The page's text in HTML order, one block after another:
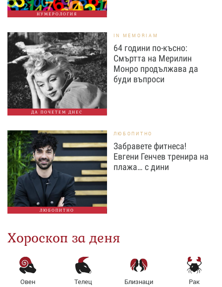
НУМЕРОЛОГИЯ
ДА ПОЧЕТЕМ ДНЕС
IN MEMORIAM
64 години по-късно:
Смъртта на Мерилин
Монро продължава да
буди въпроси
ЛЮБОПИТНО
ЛЮБОПИТНО
Забравете фитнеса!
Евгени Генчев тренира на
плажа… с дини
Хороскоп за деня
Овен Телец Близнаци Рак